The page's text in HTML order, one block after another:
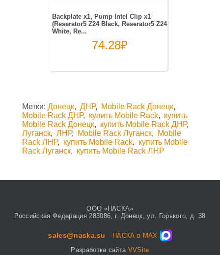
Backplate x1, Pump Intel Clip x1
(Reserator5 Z24 Black, Reserator5 Z24
White, Re...
74.28₽
Метки: Донецк, ДНР, Mobile Rack Донецк,
Mobile Rack ДНР, купить Mobile Rack, купить
Mobile Rack Донецк, купить Mobile Rack ДНР,
Луганск, ЛНР, Mobile Rack Луганск,
Mobile
Rack ЛНР, купить Mobile Rack, купить Mobile
Rack Луганск, купить Mobile Rack ЛНР
ООО «НАСКА»
Российская Федерация 283086, г. Донецк, ул. Горького, д. 38
sales@naska.su
НАСКА в MAX
Разработка сайта VVSite